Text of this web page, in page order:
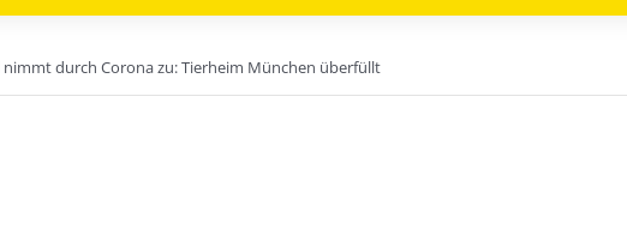
nimmt durch Corona zu: Tierheim München überfüllt